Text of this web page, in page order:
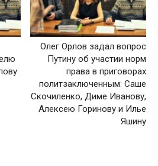
Олег Орлов задал вопрос
Путину об участии норм
права в приговорах
политзаключенным: Саше
Скочиленко, Диме Иванову,
Алексею Горинову и Илье
Яшину